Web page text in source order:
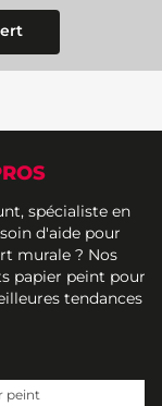
spécialiste en
d'aide pour
murale ? Nos
papier peint pour
tendances
peint